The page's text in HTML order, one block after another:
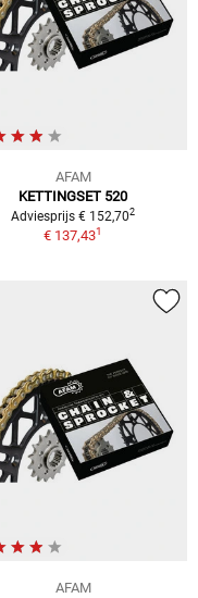
AFAM
KETTINGSET 520
Adviesprijs € 152,702
€ 137,431
AFAM